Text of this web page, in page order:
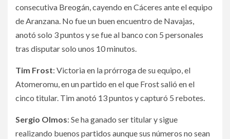
consecutiva Breogán, cayendo en Cáceres ante el equipo
de Aranzana. No fue un buen encuentro de Navajas,
anotó solo 3 puntos y se fue al banco con 5 personales
tras disputar solo unos 10 minutos.
Tim Frost: Victoria en la prórroga de su equipo, el
Atomeromu, en un partido en el que Frost salió en el
cinco titular. Tim anotó 13 puntos y capturó 5 rebotes.
Sergio Olmos: Se ha ganado ser titular y sigue
realizando buenos partidos aunque sus números no sean